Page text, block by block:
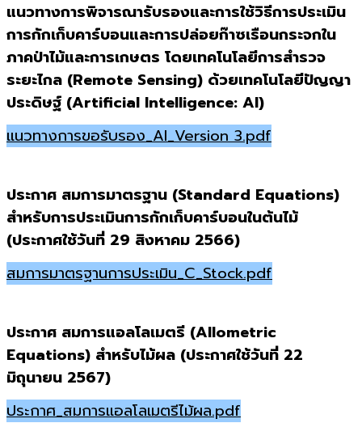
แนวทางการพิจารณารับรองและการใช้วิธีการประเมิน
การกักเก็บคาร์บอนและการปล่อยก๊าซเรือนกระจกใน
ภาคป่าไม้และการเกษตร โดยเทคโนโลยีการสำรวจ
ระยะไกล (Remote Sensing) ด้วยเทคโนโลยีปัญญา
ประดิษฐ์ (Artificial Intelligence: AI)
แนวทางการขอรับรอง_AI_Version 3.pdf
ประกาศ สมการมาตรฐาน (Standard Equations)
สำหรับการประเมินการกักเก็บคาร์บอนในต้นไม้
(ประกาศใช้วันที่ 29 สิงหาคม 2566)
สมการมาตรฐานการประเมิน_C_Stock.pdf
ประกาศ สมการแอลโลเมตรี (Allometric
Equations) สำหรับไม้ผล (ประกาศใช้วันที่ 22
มิถุนายน 2567)
ประกาศ_สมการแอลโลเมตรีไม้ผล.pdf